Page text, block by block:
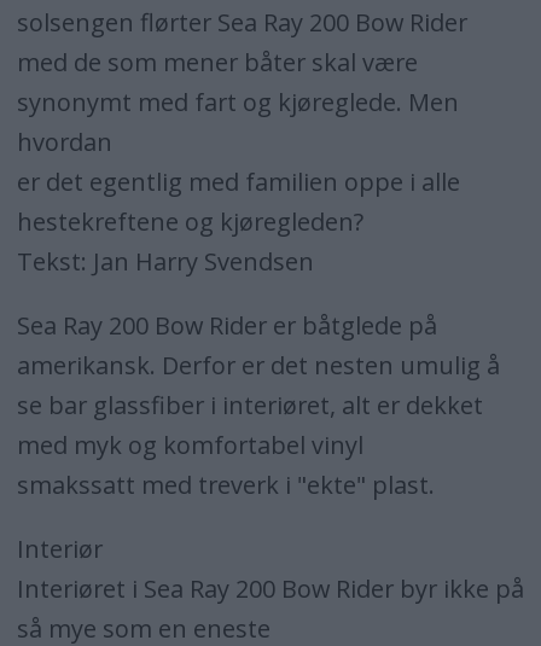
solsengen flørter Sea Ray 200 Bow Rider
med de som mener båter skal være
synonymt med fart og kjøreglede. Men
hvordan
er det egentlig med familien oppe i alle
hestekreftene og kjøregleden?
Tekst: Jan Harry Svendsen
Sea Ray 200 Bow Rider er båtglede på
amerikansk. Derfor er det nesten umulig å
se bar glassfiber i interiøret, alt er dekket
med myk og komfortabel vinyl
smakssatt med treverk i "ekte" plast.
Interiør
Interiøret i Sea Ray 200 Bow Rider byr ikke på
så mye som en eneste